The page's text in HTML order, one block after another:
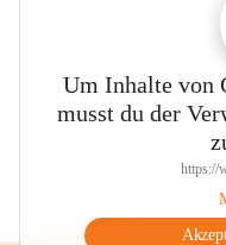
Um Inhalte von
musst du der
https://